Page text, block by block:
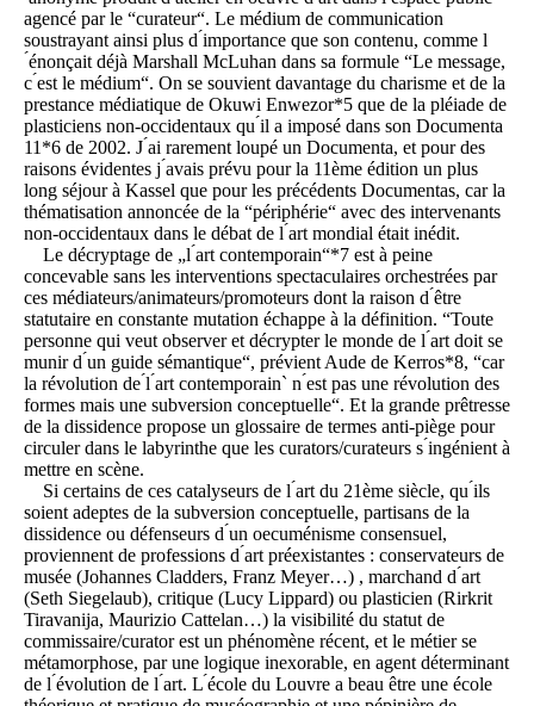
agencé par le “curateur“. Le médium de communication
soustrayant ainsi plus d ́importance que son contenu, comme l
́énonçait déjà Marshall McLuhan dans sa formule “Le message,
c ́est le médium“. On se souvient davantage du charisme et de la
prestance médiatique de Okuwi Enwezor*5 que de la pléiade de
plasticiens non-occidentaux qu ́il a imposé dans son Documenta
11*6 de 2002. J ́ai rarement loupé un Documenta, et pour des
raisons évidentes j ́avais prévu pour la 11ème édition un plus
long séjour à Kassel que pour les précédents Documentas, car la
thématisation annoncée de la “périphérie“ avec des intervenants
non-occidentaux dans le débat de l ́art mondial était inédit.
Le décryptage de „l ́art contemporain“*7 est à peine
concevable sans les interventions spectaculaires orchestrées par
ces médiateurs/animateurs/promoteurs dont la raison d ́être
statutaire en constante mutation échappe à la définition. “Toute
personne qui veut observer et décrypter le monde de l ́art doit se
munir d ́un guide sémantique“, prévient Aude de Kerros*8, “car
la révolution de ́l ́art contemporain` n ́est pas une révolution des
formes mais une subversion conceptuelle“. Et la grande prêtresse
de la dissidence propose un glossaire de termes anti-piège pour
circuler dans le labyrinthe que les curators/curateurs s ́ingénient à
mettre en scène.
Si certains de ces catalyseurs de l ́art du 21ème siècle, qu ́ils
soient adeptes de la subversion conceptuelle, partisans de la
dissidence ou défenseurs d ́un oecuménisme consensuel,
proviennent de professions d ́art préexistantes : conservateurs de
musée (Johannes Cladders, Franz Meyer…) , marchand d ́art
(Seth Siegelaub), critique (Lucy Lippard) ou plasticien (Rirkrit
Tiravanija, Maurizio Cattelan…) la visibilité du statut de
commissaire/curator est un phénomène récent, et le métier se
métamorphose, par une logique inexorable, en agent déterminant
de l ́évolution de l ́art. L ́école du Louvre a beau être une école